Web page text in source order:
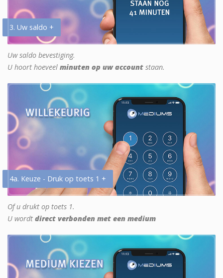
3. Uw saldo +
Uw saldo bevestiging.
U hoort hoeveel minuten op uw account staan.
4a. Keuze - Druk op toets 1 +
Of u drukt op toets 1.
U wordt direct verbonden met een medium